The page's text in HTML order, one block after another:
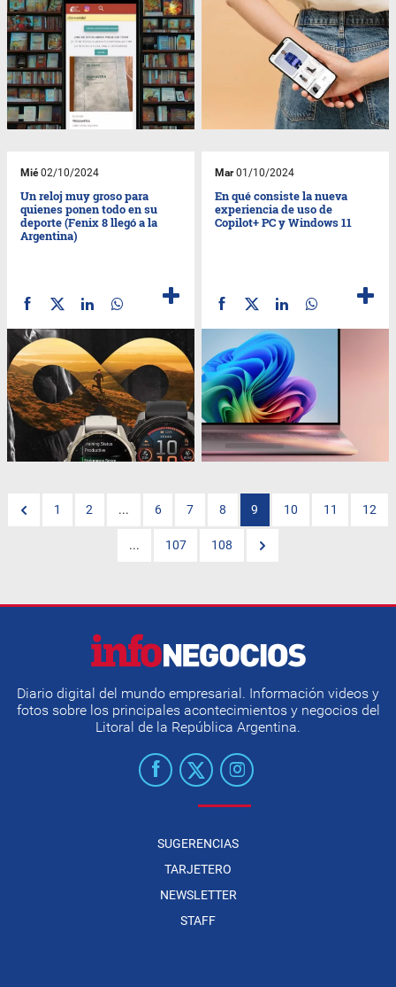
Mié02/10/2024
Un reloj muy groso para
quienes ponen todo en su
deporte (Fenix 8 llegó a la
Argentina)
Mar01/10/2024
En qué consiste la nueva
experiencia de uso de
Copilot+ PC y Windows 11
1 2 ... 6 7 8 9 10 11 12
... 107 108
Diario digital del mundo empresarial. Información videos y
fotos sobre los principales acontecimientos y negocios del
Litoral de la República Argentina.
SUGERENCIAS
TARJETERO
NEWSLETTER
STAFF